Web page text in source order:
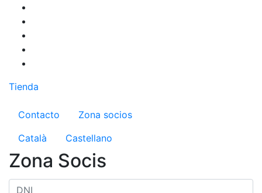
Pasar
contenido
principal
Tienda
Menú del compte d'usuari
Contacto
Zona socios
Català
Castellano
Zona Socis